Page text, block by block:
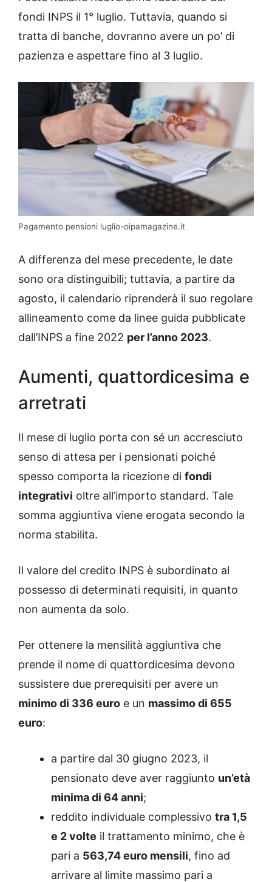
fondi INPS il 1° luglio. Tuttavia, quando si
tratta di banche, dovranno avere un po’ di
pazienza e aspettare fino al 3 luglio.
Pagamento pensioni luglio-oipamagazine.it
A differenza del mese precedente, le date
sono ora distinguibili; tuttavia, a partire da
agosto, il calendario riprenderà il suo regolare
allineamento come da linee guida pubblicate
dall’INPS a fine 2022 per l’anno 2023.
Aumenti, quattordicesima e
arretrati
Il mese di luglio porta con sé un accresciuto
senso di attesa per i pensionati poiché
spesso comporta la ricezione di fondi
integrativi oltre all’importo standard. Tale
somma aggiuntiva viene erogata secondo la
norma stabilita.
Il valore del credito INPS è subordinato al
possesso di determinati requisiti, in quanto
non aumenta da solo.
Per ottenere la mensilità aggiuntiva che
prende il nome di quattordicesima devono
sussistere due prerequisiti per avere un
minimo di 336 euro e un massimo di 655
euro:
a partire dal 30 giugno 2023, il
pensionato deve aver raggiunto un’età
minima di 64 anni;
reddito individuale complessivo tra 1,5
e 2 volte il trattamento minimo, che è
pari a 563,74 euro mensili, fino ad
arrivare al limite massimo pari a